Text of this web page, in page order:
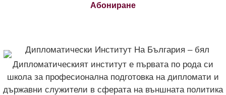
Абониране
Дипломатическият институт е първата по рода си
школа за професионална подготовка на дипломати и
държавни служители в сферата на външната политика